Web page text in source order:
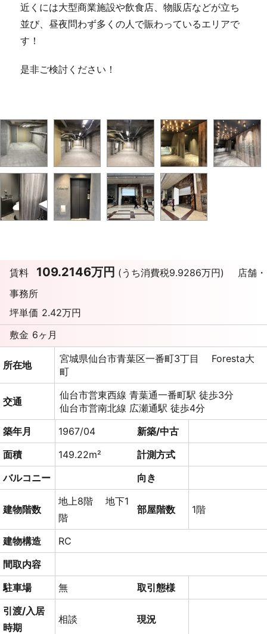
近くには大型商業施設や飲食店、物販店などが立ち
並び、昼夜問わず多くの人で賑わっているエリアで
す！
是非ご検討ください！
賃料 109.2146万円 (うち消費税9.9286万円)
店舗・
事務所
坪単価 2.42万円
敷金 6ヶ月
所在地
宮城県仙台市青葉区一番町3丁目 Foresta大
町
交通
仙台市営東西線 青葉通一番町駅 徒歩3分
仙台市営南北線 広瀬通駅 徒歩4分
築年月
1967/04
新築/中古
面積
149.22m²
計測方式
バルコニー
向き
建物階数
地上8階 地下1
階
部屋階数 1階
建物構造
RC
間取内容
駐車場
無
取引態様
引渡/入居
時期
相談 現況